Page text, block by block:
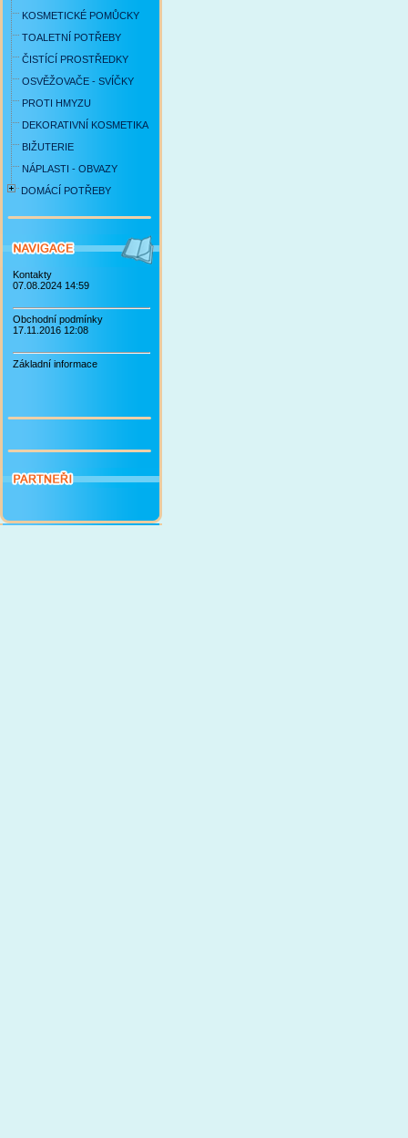
KOSMETICKÉ POMŮCKY
TOALETNÍ POTŘEBY
ČISTÍCÍ PROSTŘEDKY
OSVĚŽOVAČE - SVÍČKY
PROTI HMYZU
DEKORATIVNÍ KOSMETIKA
BIŽUTERIE
NÁPLASTI - OBVAZY
DOMÁCÍ POTŘEBY
Kontakty
07.08.2024 14:59
Obchodní podmínky
17.11.2016 12:08
Základní informace